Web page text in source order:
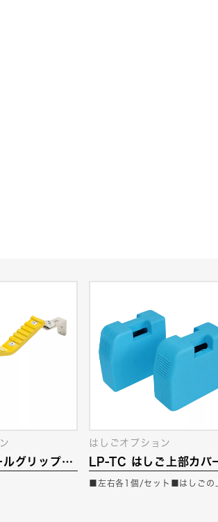
グリップ
LP-TC はしご上部カバ
はしごオプション
■左右各1個/セット■はしごの